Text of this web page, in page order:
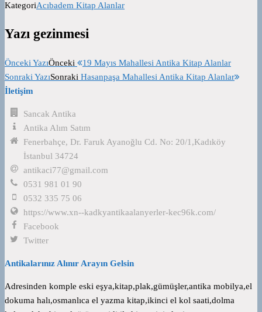
KategoriAcıbadem Kitap Alanlar
Yazı gezinmesi
Önceki YazıÖnceki
19 Mayıs Mahallesi Antika Kitap Alanlar
Sonraki YazıSonraki Hasanpaşa Mahallesi Antika Kitap Alanlar
İletişim
Sancak Antika
Antika Alım Satım
Fenerbahçe, Dr. Faruk Ayanoğlu Cd. No: 20/1,Kadıköy
İstanbul 34724
antikaci77@gmail.com
0531 981 01 90
0532 335 75 06
https://www.xn--kadkyantikaalanyerler-kec96k.com/
Facebook
Twitter
Antikalarınız Alınır Arayın Gelsin
Adresinden komple eski eşya,kitap,plak,gümüşler,antika mobilya,el
dokuma halı,osmanlıca el yazma kitap,ikinci el kol saati,dolma